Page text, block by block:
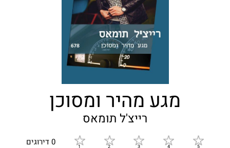
מגע מהיר ומסוכן
רייצ'ל תומאס
0 דירוגים